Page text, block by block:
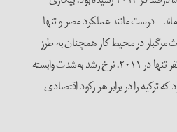
درصد باقی ماند ــ درست مانند عملکرد مصر و تنها
مرگبار در محیط کار همچنان به طرز
تکان‌دهنده‌ای بالا بود: ۱۷۱۰ نفر تنها در ۲۰۱۱. نرخ رشد به‌شدت وابسته
از خارج بود که ترکیه را در برابر هر رکود اقتصادی